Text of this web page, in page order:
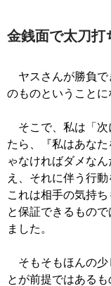
金銭面で太刀
ヤスさんが勝負で
のものということに
そこで、私は「次
たら、『私はあな
ゃなければダメな
え、それに伴う行
これは相手の気持
と保証できるもの
ました。
そもそもほんの少
とが前提ではある